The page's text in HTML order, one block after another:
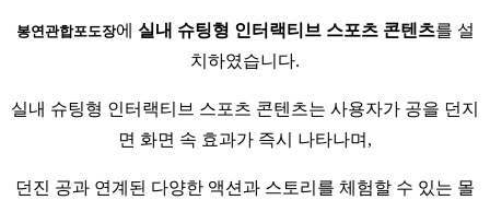
봉연관합포도장에 실내 슈팅형 인터랙티브 스포츠 콘텐츠를 설
치하였습니다.
실내 슈팅형 인터랙티브 스포츠 콘텐츠는 사용자가 공을 던지
면 화면 속 효과가 즉시 나타나며,
던진 공과 연계된 다양한 액션과 스토리를 체험할 수 있는 몰